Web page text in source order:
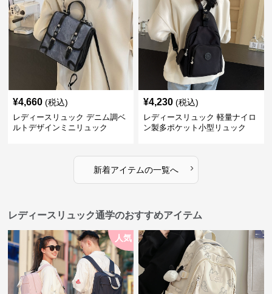
¥4,660 (税込)
レディースリュック デニム調ベ
ルトデザインミニリュック
¥4,230 (税込)
レディースリュック 軽量ナイロ
ン製多ポケット小型リュック
新着アイテムの一覧へ ›
レディースリュック通学のおすすめアイテム
人気